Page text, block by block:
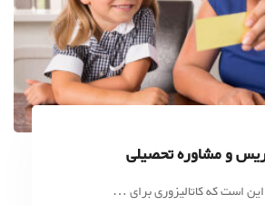
و مشاوره تحصیلی
است که کاتالیزوری برای …